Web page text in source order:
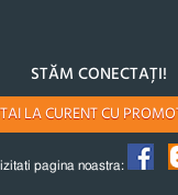
STĂM CONECTAȚI!
LA CURENT CU
pagina noastra: